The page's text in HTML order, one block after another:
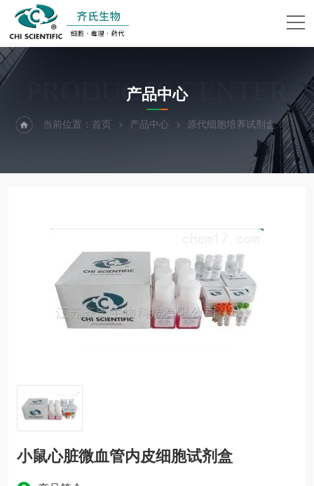
PRODUCTS CENTER
产品中心
当前位置：首页 产品中心 原代细胞培养试剂盒 小
小鼠心脏微血管内皮细胞试剂盒